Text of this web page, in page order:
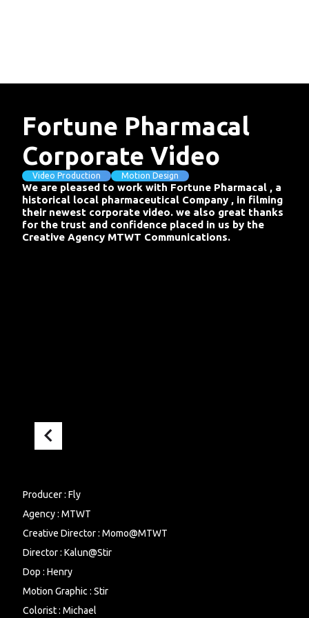
Home​​​​‌ ‍ ​‍​‍‌‍ ‌ ​‍‌‍‍‌‌‍‌ ‌‍‍‌‌‍ ‍​‍​‍​ ‍‍​‍​‍‌ ​ ‌‍​‌‌‍ ‍‌‍‍‌‌ ‌​‌ ‍‌​‍ ‍‌‍‍‌‌‍ ​‍​‍​‍ ​​‍​‍‌‍‍​‌ ​‍‌‍‌‌‌‍‌‍​‍​‍​ ‍‍​‍​‍​‍ ‌ ​ ‌ ‌​‌ ‌‌‌‍‌​‌‍‍‌‌‍ ​‍ ‌‍‍‌‌‍ ‍‌ ‌​‌‍‌‌‌‍ ‍‌ ‌​​‍ ‌‍‌‌‌‍‌​‌‍‍‌‌ ‌​​‍ ‌‍ ‌‌‍ ‌‍‌​‌‍‌‌​ ‌‌ ​​‌ ​‍‌‍‌‌‌ ​ ‌‍‌‌‌‍ ‍‌ ‌​‌‍​‌‌ ‌​‌‍‍‌‌‍ ‌‍ ‍​ ‍ ‌‍‍‌‌‍‌​​ ‌​ ‌‍​ ​‍‌‍​ ​ ‌‌​ ​‌​ ‌‌​ ‌‍​ ‌​​‍ ‌‌‍​ ‌‍​ ​ ​‌​ ‍‌​‍ ‌​ ‌​‌‍​ ​ ‍‌‌‍‌‍​‍ ‌‌‍​‍‌‍​‌​ ‌‍​ ‍​​‍ ‌​ ​‍​ ​‌​ ‌‌​ ​‌​ ​​‌‍​‍‌‍​ ‌‍‌‍‌‍‌‍​ ‌ ​ ‍‌‌‍​‌​ ‍ ‌ ‌​‌ ‍‌‌ ​​‌‍‌‌​ ‌‌‍ ‌‌‍‌‌‌‍ ‍‌ ‌‌‌​‍‌‌ ‌​‌‍‌‌‌‍ ‌​ ‍ ‌ ​​‌‍​‌‌ ‌​‌‍‍​​ ‌‌ ‌​‌‍‍‌‌ ‌​‌‍ ​‌‍‌‌​ ‌‍​‍‌‍​‌‌ ​ ‌‍‌‌‌‌‌‌‌ ​‍‌‍ ​​ ‌​‍‌‌​ ​‍‌​‌‍‌ ​ ‌ ‌​‌ ‌‌‌‍‌​‌‍‍‌‌‍ ​‍‌‍‌‍‍‌‌‍‌​​ ‌​ ‌‍​ ​‍‌‍​ ​ ‌‌​ ​‌​ ‌‌​ ‌‍​ ‌​​‍ ‌‌‍​ ‌‍​ ​ ​‌​ ‍‌​‍ ‌​ ‌​‌‍​ ​ ‍‌‌‍‌‍​‍ ‌‌‍​‍‌‍​‌​ ‌‍​ ‍​​‍ ‌​ ​‍​ ​‌​ ‌‌​ ​‌​ ​​‌‍​‍‌‍​ ‌‍‌‍‌‍‌‍​ ‌ ​ ‍‌‌‍​‌​‍‌‍‌ ‌​‌ ‍‌‌ ​​‌‍‌‌​ ‌‌‍ ‌‌‍‌‌‌‍ ‍‌ ‌‌‌​‍‌‌ ‌​‌‍‌‌‌‍ ‌​‍‌‍‌ ​​‌‍​‌‌ ‌​‌‍‍​​ ‌‌ ‌​‌‍‍‌‌ ‌​‌‍ ​‌‍‌‌​‍‌‍‌ ​​‌‍‌‌‌ ​‍‌ ​ ‌ ​​‌‍‌‌‌‍​ ‌ ‌​‌‍‍‌‌ ‌‍‌‍‌‌​ ‌‌ ​​‌ ‌‌‌‍​‍‌‍ ​‌‍‍‌‌ ​ ‌‍‍​‌‍‌‌‌‍‌​​‍​‍‌ ‌
About ​​​​‌ ‍ ​‍​‍‌‍ ‌ ​‍‌‍‍‌‌‍‌ ‌‍‍‌‌‍ ‍​‍​‍​ ‍‍​‍​‍‌ ​ ‌‍​‌‌‍ ‍‌‍‍‌‌ ‌​‌ ‍‌​‍ ‍‌‍‍‌‌‍ ​‍​‍​‍ ​​‍​‍‌‍‍​‌ ​‍‌‍‌‌‌‍‌‍​‍​‍​ ‍‍​‍​‍​‍ ‌ ​ ‌ ‌​‌ ‌‌‌‍‌​‌‍‍‌‌‍ ​‍ ‌‍‍‌‌‍ ‍‌ ‌​‌‍‌‌‌‍ ‍‌ ‌​​‍ ‌‍‌‌‌‍‌​‌‍‍‌‌ ‌​​‍ ‌‍ ‌‌‍ ‌‍‌​‌‍‌‌​ ‌‌ ​​‌ ​‍‌‍‌‌‌ ​ ‌‍‌‌‌‍ ‍‌ ‌​‌‍​‌‌ ‌​‌‍‍‌‌‍ ‌‍ ‍​ ‍ ‌‍‍‌‌‍‌​​ ‌​ ‌ ‌‍‌‌​ ​ ​ ​‌​ ​ ‌‍‌‌‌‍‌‌​ ‍‌​‍ ‌​ ​‍​ ​‌​ ​ ​ ‌‍​‍ ‌​ ‌​‌‍‌‌​ ‍​​ ‍‌​‍ ‌​ ‍‌​ ‍​​ ‌‌‌‍​‌​‍ ‌​ ​‍​ ‌‌​ ‌‌​ ‌‍‌‍‌‍​ ‍​​ ‍‌‌‍​‌​ ​‍​ ​ ​ ‌‍‌‍‌‍​ ‍ ‌ ‌​‌ ‍‌‌ ​​‌‍‌‌​ ‌‌‍ ‌‌‍‌‌‌‍ ‍‌ ‌‌‌​‍‌‌ ‌​‌‍‌‌‌‍ ‌​ ‍ ‌ ​​‌‍​‌‌ ‌​‌‍‍​​ ‌‌ ‌​‌‍‍‌‌ ‌​‌‍ ​‌‍‌‌​ ‌‍​‍‌‍​‌‌ ​ ‌‍‌‌‌‌‌‌‌ ​‍‌‍ ​​ ‌​‍‌‌​ ​‍‌​‌‍‌ ​ ‌ ‌​‌ ‌‌‌‍‌​‌‍‍‌‌‍ ​‍‌‍‌‍‍‌‌‍‌​​ ‌​ ‌ ‌‍‌‌​ ​ ​ ​‌​ ​ ‌‍‌‌‌‍‌‌​ ‍‌​‍ ‌​ ​‍​ ​‌​ ​ ​ ‌‍​‍ ‌​ ‌​‌‍‌‌​ ‍​​ ‍‌​‍ ‌​ ‍‌​ ‍​​ ‌‌‌‍​‌​‍ ‌​ ​‍​ ‌‌​ ‌‌​ ‌‍‌‍‌‍​ ‍​​ ‍‌‌‍​‌​ ​‍​ ​ ​ ‌‍‌‍‌‍​‍‌‍‌ ‌​‌ ‍‌‌ ​​‌‍‌‌​ ‌‌‍ ‌‌‍‌‌‌‍ ‍‌ ‌‌‌​‍‌‌ ‌​‌‍‌‌‌‍ ‌​‍‌‍‌ ​​‌‍​‌‌ ‌​‌‍‍​​ ‌‌ ‌​‌‍‍‌‌ ‌​‌‍ ​‌‍‌‌​‍‌‍‌ ​​‌‍‌‌‌ ​‍‌ ​ ‌ ​​‌‍‌‌‌‍​ ‌ ‌​‌‍‍‌‌ ‌‍‌‍‌‌​ ‌‌ ​​‌ ‌‌‌‍​‍‌‍ ​‌‍‍‌‌ ​ ‌‍‍​‌‍‌‌‌‍‌​​‍​‍‌ ‌
Portfolio​​​​‌ ‍ ​‍​‍‌‍ ‌ ​‍‌‍‍‌‌‍‌ ‌‍‍‌‌‍ ‍​‍​‍​ ‍‍​‍​‍‌ ​ ‌‍​‌‌‍ ‍‌‍‍‌‌ ‌​‌ ‍‌​‍ ‍‌‍‍‌‌‍ ​‍​‍​‍ ​​‍​‍‌‍‍​‌ ​‍‌‍‌‌‌‍‌‍​‍​‍​ ‍‍​‍​‍​‍ ‌ ​ ‌ ‌​‌ ‌‌‌‍‌​‌‍‍‌‌‍ ​‍ ‌‍‍‌‌‍ ‍‌ ‌​‌‍‌‌‌‍ ‍‌ ‌​​‍ ‌‍‌‌‌‍‌​‌‍‍‌‌ ‌​​‍ ‌‍ ‌‌‍ ‌‍‌​‌‍‌‌​ ‌‌ ​​‌ ​‍‌‍‌‌‌ ​ ‌‍‌‌‌‍ ‍‌ ‌​‌‍​‌‌ ‌​‌‍‍‌‌‍ ‌‍ ‍​ ‍ ‌‍‍‌‌‍‌​​ ‌‌‍‌‍‌‍​‍​ ​ ‌‍‌‌​ ​​​ ‌‍​ ‌ ​ ‌​​‍ ‌​ ‌​​ ‌‍​ ‌‌​ ​ ​‍ ‌​ ‌​​ ‍​​ ‌‌​ ​‌​‍ ‌‌‍​‌​ ‌​​ ​‌​ ‌ ​‍ ‌​ ‍​​ ‌ ​ ​‍‌‍​ ‌‍‌‌​ ‍​‌‍‌‌​ ​ ‌‍‌‍‌‍‌‍‌‍​ ‌‍‌‍​ ‍ ‌ ‌​‌ ‍‌‌ ​​‌‍‌‌​ ‌‌‍ ‌‌‍‌‌‌‍ ‍‌ ‌‌‌​‍‌‌ ‌​‌‍‌‌‌‍ ‌​ ‍ ‌ ​​‌‍​‌‌ ‌​‌‍‍​​ ‌‌ ‌​‌‍‍‌‌ ‌​‌‍ ​‌‍‌‌​ ‌‍​‍‌‍​‌‌ ​ ‌‍‌‌‌‌‌‌‌ ​‍‌‍ ​​ ‌​‍‌‌​ ​‍‌​‌‍‌ ​ ‌ ‌​‌ ‌‌‌‍‌​‌‍‍‌‌‍ ​‍‌‍‌‍‍‌‌‍‌​​ ‌‌‍‌‍‌‍​‍​ ​ ‌‍‌‌​ ​​​ ‌‍​ ‌ ​ ‌​​‍ ‌​ ‌​​ ‌‍​ ‌‌​ ​ ​‍ ‌​ ‌​​ ‍​​ ‌‌​ ​‌​‍ ‌‌‍​‌​ ‌​​ ​‌​ ‌ ​‍ ‌​ ‍​​ ‌ ​ ​‍‌‍​ ‌‍‌‌​ ‍​‌‍‌‌​ ​ ‌‍‌‍‌‍‌‍‌‍​ ‌‍‌‍​‍‌‍‌ ‌​‌ ‍‌‌ ​​‌‍‌‌​ ‌‌‍ ‌‌‍‌‌‌‍ ‍‌ ‌‌‌​‍‌‌ ‌​‌‍‌‌‌‍ ‌​‍‌‍‌ ​​‌‍​‌‌ ‌​‌‍‍​​ ‌‌ ‌​‌‍‍‌‌ ‌​‌‍ ​‌‍‌‌​‍‌‍‌ ​​‌‍‌‌‌ ​‍‌ ​ ‌ ​​‌‍‌‌‌‍​ ‌ ‌​‌‍‍‌‌ ‌‍‌‍‌‌​ ‌‌ ​​‌ ‌‌‌‍​‍‌‍ ​‌‍‍‌‌ ​ ‌‍‍​‌‍‌‌‌‍‌​​‍​‍‌ ‌
Contact​​​​‌ ‍ ​‍​‍‌‍ ‌ ​‍‌‍‍‌‌‍‌ ‌‍‍‌‌‍ ‍​‍​‍​ ‍‍​‍​‍‌ ​ ‌‍​‌‌‍ ‍‌‍‍‌‌ ‌​‌ ‍‌​‍ ‍‌‍‍‌‌‍ ​‍​‍​‍ ​​‍​‍‌‍‍​‌ ​‍‌‍‌‌‌‍‌‍​‍​‍​ ‍‍​‍​‍​‍ ‌ ​ ‌ ‌​‌ ‌‌‌‍‌​‌‍‍‌‌‍ ​‍ ‌‍‍‌‌‍ ‍‌ ‌​‌‍‌‌‌‍ ‍‌ ‌​​‍ ‌‍‌‌‌‍‌​‌‍‍‌‌ ‌​​‍ ‌‍ ‌‌‍ ‌‍‌​‌‍‌‌​ ‌‌ ​​‌ ​‍‌‍‌‌‌ ​ ‌‍‌‌‌‍ ‍‌ ‌​‌‍​‌‌ ‌​‌‍‍‌‌‍ ‌‍ ‍​ ‍ ‌‍‍‌‌‍‌​​ ‌​ ‍‌​ ​​‌‍‌​​ ​​​ ‌​​ ‌‍​ ‌ ‌‍​‌​‍ ‌‌‍​‍‌‍​‍​ ​​​ ‌​​‍ ‌​ ‌​​ ‍​​ ‌‌‌‍‌‌​‍ ‌‌‍​‍​ ‍‌​ ‍​​ ‍​​‍ ‌​ ​​​ ​‌​ ​‍​ ​ ​ ​‌‌‍​ ​ ‌‌​ ‍​​ ​​​ ​​​ ​​‌‍‌​​ ‍ ‌ ‌​‌ ‍‌‌ ​​‌‍‌‌​ ‌‌‍ ‌‌‍‌‌‌‍ ‍‌ ‌‌‌​‍‌‌ ‌​‌‍‌‌‌‍ ‌​ ‍ ‌ ​​‌‍​‌‌ ‌​‌‍‍​​ ‌‌ ‌​‌‍‍‌‌ ‌​‌‍ ​‌‍‌‌​ ‌‍​‍‌‍​‌‌ ​ ‌‍‌‌‌‌‌‌‌ ​‍‌‍ ​​ ‌​‍‌‌​ ​‍‌​‌‍‌ ​ ‌ ‌​‌ ‌‌‌‍‌​‌‍‍‌‌‍ ​‍‌‍‌‍‍‌‌‍‌​​ ‌​ ‍‌​ ​​‌‍‌​​ ​​​ ‌​​ ‌‍​ ‌ ‌‍​‌​‍ ‌‌‍​‍‌‍​‍​ ​​​ ‌​​‍ ‌​ ‌​​ ‍​​ ‌‌‌‍‌‌​‍ ‌‌‍​‍​ ‍‌​ ‍​​ ‍​​‍ ‌​ ​​​ ​‌​ ​‍​ ​ ​ ​‌‌‍​ ​ ‌‌​ ‍​​ ​​​ ​​​ ​​‌‍‌​​‍‌‍‌ ‌​‌ ‍‌‌ ​​‌‍‌‌​ ‌‌‍ ‌‌‍‌‌‌‍ ‍‌ ‌‌‌​‍‌‌ ‌​‌‍‌‌‌‍ ‌​‍‌‍‌ ​​‌‍​‌‌ ‌​‌‍‍​​ ‌‌ ‌​‌‍‍‌‌ ‌​‌‍ ​‌‍‌‌​‍‌‍‌ ​​‌‍‌‌‌ ​‍‌ ​ ‌ ​​‌‍‌‌‌‍​ ‌ ‌​‌‍‍‌‌ ‌‍‌‍‌‌​ ‌‌ ​​‌ ‌‌‌‍​‍‌‍ ​‌‍‍‌‌ ​ ‌‍‍​‌‍‌‌‌‍‌​​‍​‍‌ ‌
Fortune Pharmacal
Corporate Video​​​​‌ ‍ ​‍​‍‌‍ ‌ ​‍‌‍‍‌‌‍‌ ‌‍‍‌‌‍ ‍​‍​‍​ ‍‍​‍​‍‌ ​ ‌‍​‌‌‍ ‍‌‍‍‌‌ ‌​‌ ‍‌​‍ ‍‌‍‍‌‌‍ ​‍​‍​‍ ​​‍​‍‌‍‍​‌ ​‍‌‍‌‌‌‍‌‍​‍​‍​ ‍‍​‍​‍​‍ ‌ ​ ‌ ‌​‌ ‌‌‌‍‌​‌‍‍‌‌‍ ​‍ ‌‍‍‌‌‍ ‍‌ ‌​‌‍‌‌‌‍ ‍‌ ‌​​‍ ‌‍‌‌‌‍‌​‌‍‍‌‌ ‌​​‍ ‌‍ ‌‌‍ ‌‍‌​‌‍‌‌​ ‌‌ ​​‌ ​‍‌‍‌‌‌ ​ ‌‍‌‌‌‍ ‍‌ ‌​‌‍​‌‌ ‌​‌‍‍‌‌‍ ‌‍ ‍​ ‍ ‌‍‍‌‌‍‌​​ ‌‌‌​ ‌​‌‍‌​​‍​ ‍​​ ​‍‌‍‍ ‌ ‌ ‌​​‍‌‍‌‌‌​​‌‌​​‍​ ​​‌ ‌‌‌‍​‍‌ ​​‌‌‍‌‌‍‍ ‌ ‌‌‌ ‍​‌​​ ‌‍‍‍‌‍‌​​ ‍ ‌ ‌​‌ ‍‌‌ ​​‌‍‌‌​ ‌‌ ​​‌ ​‍‌‍ ‌‍‍‍‌‍‌‌‌‍​ ‌ ‌​​ ‍ ‌ ​​‌‍​‌‌ ‌​‌‍‍​​ ‌‌ ‌​‌‍‍‌‌ ‌​‌‍ ​‌‍‌‌​ ‌‍​‍‌‍​‌‌ ​ ‌‍‌‌‌‌‌‌‌ ​‍‌‍ ​​ ‌​‍‌‌​ ​‍‌​‌‍‌ ​ ‌ ‌​‌ ‌‌‌‍‌​‌‍‍‌‌‍ ​‍‌‍‌‍‍‌‌‍‌​​ ‌‌‌​ ‌​‌‍‌​​‍​ ‍​​ ​‍‌‍‍ ‌ ‌ ‌​​‍‌‍‌‌‌​​‌‌​​‍​ ​​‌ ‌‌‌‍​‍‌ ​​‌‌‍‌‌‍‍ ‌ ‌‌‌ ‍​‌​​ ‌‍‍‍‌‍‌​​‍‌‍‌ ‌​‌ ‍‌‌ ​​‌‍‌‌​ ‌‌ ​​‌ ​‍‌‍ ‌‍‍‍‌‍‌‌‌‍​ ‌ ‌​​‍‌‍‌ ​​‌‍​‌‌ ‌​‌‍‍​​ ‌‌ ‌​‌‍‍‌‌ ‌​‌‍ ​‌‍‌‌​‍‌‍‌ ​​‌‍‌‌‌ ​‍‌ ​ ‌ ​​‌‍‌‌‌‍​ ‌ ‌​‌‍‍‌‌ ‌‍‌‍‌‌​ ‌‌ ​​‌ ‌‌‌‍​‍‌‍ ​‌‍‍‌‌ ​ ‌‍‍​‌‍‌‌‌‍‌​​‍​‍‌ ‌
Video Production​​​​‌ ‍ ​‍​‍‌‍ ‌ ​‍‌‍‍‌‌‍‌ ‌‍‍‌‌‍ ‍​‍​‍​ ‍‍​‍​‍‌ ​ ‌‍​‌‌‍ ‍‌‍‍‌‌ ‌​‌ ‍‌​‍ ‍‌‍‍‌‌‍ ​‍​‍​‍ ​​‍​‍‌‍‍​‌ ​‍‌‍‌‌‌‍‌‍​‍​‍​ ‍‍​‍​‍​‍ ‌ ​ ‌ ‌​‌ ‌‌‌‍‌​‌‍‍‌‌‍ ​‍ ‌‍‍‌‌‍ ‍‌ ‌​‌‍‌‌‌‍ ‍‌ ‌​​‍ ‌‍‌‌‌‍‌​‌‍‍‌‌ ‌​​‍ ‌‍ ‌‌‍ ‌‍‌​‌‍‌‌​ ‌‌ ​​‌ ​‍‌‍‌‌‌ ​ ‌‍‌‌‌‍ ‍‌ ‌​‌‍​‌‌ ‌​‌‍‍‌‌‍ ‌‍ ‍​ ‍ ‌‍‍‌‌‍‌​​ ‌‌‍‌‌​ ​‍‌​ ‌​ ‌ ‌‌‌‍‌‍‍‌‌​ ​‌‌‌ ‌​‌‌‌‍‌​‌‍‍ ‌‌‍​‌‌‌‍‌​‌ ‌​​‌‌‌‌​‌‌​‍‌​‍‌‌​​‌‌‍ ‍‌‍‌​‌​‍​​ ‍ ‌ ‌​‌ ‍‌‌ ​​‌‍‌‌​ ‌‌ ​​‌ ​‍‌‍ ‌‍‍‍‌‍‌‌‌‍​ ‌ ‌​‌‌‌​‌‍​‌‌‍‌ ​ ‍ ‌ ​​‌‍​‌‌ ‌​‌‍‍​​ ‌‌ ‌​‌‍‍‌‌ ‌​‌‍ ​‌‍‌‌​ ‌‍​‍‌‍​‌‌ ​ ‌‍‌‌‌‌‌‌‌ ​‍‌‍ ​​ ‌​‍‌‌​ ​‍‌​‌‍‌ ​ ‌ ‌​‌ ‌‌‌‍‌​‌‍‍‌‌‍ ​‍‌‍‌‍‍‌‌‍‌​​ ‌‌‍‌‌​ ​‍‌​ ‌​ ‌ ‌‌‌‍‌‍‍‌‌​ ​‌‌‌ ‌​‌‌‌‍‌​‌‍‍ ‌‌‍​‌‌‌‍‌​‌ ‌​​‌‌‌‌​‌‌​‍‌​‍‌‌​​‌‌‍ ‍‌‍‌​‌​‍​​‍‌‍‌ ‌​‌ ‍‌‌ ​​‌‍‌‌​ ‌‌ ​​‌ ​‍‌‍ ‌‍‍‍‌‍‌‌‌‍​ ‌ ‌​‌‌‌​‌‍​‌‌‍‌ ​‍‌‍‌ ​​‌‍​‌‌ ‌​‌‍‍​​ ‌‌ ‌​‌‍‍‌‌ ‌​‌‍ ​‌‍‌‌​‍‌‍‌ ​​‌‍‌‌‌ ​‍‌ ​ ‌ ​​‌‍‌‌‌‍​ ‌ ‌​‌‍‍‌‌ ‌‍‌‍‌‌​ ‌‌ ​​‌ ‌‌‌‍​‍‌‍ ​‌‍‍‌‌ ​ ‌‍‍​‌‍‌‌‌‍‌​​‍​‍‌ ‌ Motion Design​​​​‌ ‍ ​‍​‍‌‍ ‌ ​‍‌‍‍‌‌‍‌ ‌‍‍‌‌‍ ‍​‍​‍​ ‍‍​‍​‍‌ ​ ‌‍​‌‌‍ ‍‌‍‍‌‌ ‌​‌ ‍‌​‍ ‍‌‍‍‌‌‍ ​‍​‍​‍ ​​‍​‍‌‍‍​‌ ​‍‌‍‌‌‌‍‌‍​‍​‍​ ‍‍​‍​‍​‍ ‌ ​ ‌ ‌​‌ ‌‌‌‍‌​‌‍‍‌‌‍ ​‍ ‌‍‍‌‌‍ ‍‌ ‌​‌‍‌‌‌‍ ‍‌ ‌​​‍ ‌‍‌‌‌‍‌​‌‍‍‌‌ ‌​​‍ ‌‍ ‌‌‍ ‌‍‌​‌‍‌‌​ ‌‌ ​​‌ ​‍‌‍‌‌‌ ​ ‌‍‌‌‌‍ ‍‌ ‌​‌‍​‌‌ ‌​‌‍‍‌‌‍ ‌‍ ‍​ ‍ ‌‍‍‌‌‍‌​​ ‌‌‍‌ ‌ ​‌‌‌‍‌​ ​‍​ ‍‌‌​‌‍‌ ‍​‌​‍‌‌‍ ‌‌‍ ​‌ ‍‌‌‌​‌‌​ ​‌‍‌‍‌​​ ‌‍‌‍‌ ‍‌‌‍ ​‌‌​‌‌‍ ‌‌​‌ ‌‌​‌​ ‍ ‌ ‌​‌ ‍‌‌ ​​‌‍‌‌​ ‌‌ ​​‌ ​‍‌‍ ‌‍‍‍‌‍‌‌‌‍​ ‌ ‌​‌‌‌​‌‍​‌‌‍‌ ​ ‍ ‌ ​​‌‍​‌‌ ‌​‌‍‍​​ ‌‌ ‌​‌‍‍‌‌ ‌​‌‍ ​‌‍‌‌​ ‌‍​‍‌‍​‌‌ ​ ‌‍‌‌‌‌‌‌‌ ​‍‌‍ ​​ ‌​‍‌‌​ ​‍‌​‌‍‌ ​ ‌ ‌​‌ ‌‌‌‍‌​‌‍‍‌‌‍ ​‍‌‍‌‍‍‌‌‍‌​​ ‌‌‍‌ ‌ ​‌‌‌‍‌​ ​‍​ ‍‌‌​‌‍‌ ‍​‌​‍‌‌‍ ‌‌‍ ​‌ ‍‌‌‌​‌‌​ ​‌‍‌‍‌​​ ‌‍‌‍‌ ‍‌‌‍ ​‌‌​‌‌‍ ‌‌​‌ ‌‌​‌​‍‌‍‌ ‌​‌ ‍‌‌ ​​‌‍‌‌​ ‌‌ ​​‌ ​‍‌‍ ‌‍‍‍‌‍‌‌‌‍​ ‌ ‌​‌‌‌​‌‍​‌‌‍‌ ​‍‌‍‌ ​​‌‍​‌‌ ‌​‌‍‍​​ ‌‌ ‌​‌‍‍‌‌ ‌​‌‍ ​‌‍‌‌​‍‌‍‌ ​​‌‍‌‌‌ ​‍‌ ​ ‌ ​​‌‍‌‌‌‍​ ‌ ‌​‌‍‍‌‌ ‌‍‌‍‌‌​ ‌‌ ​​‌ ‌‌‌‍​‍‌‍ ​‌‍‍‌‌ ​ ‌‍‍​‌‍‌‌‌‍‌​​‍​‍‌ ‌
We are pleased to work with Fortune Pharmacal , a
historical local pharmaceutical Company , in filming
their newest corporate video. we also great thanks
for the trust and confidence placed in us by the
Creative Agency MTWT Communications.​​​​‌ ‍ ​‍​‍‌‍ ‌ ​‍‌‍‍‌‌‍‌ ‌‍‍‌‌‍ ‍​‍​‍​ ‍‍​‍​‍‌ ​ ‌‍​‌‌‍ ‍‌‍‍‌‌ ‌​‌ ‍‌​‍ ‍‌‍‍‌‌‍ ​‍​‍​‍ ​​‍​‍‌‍‍​‌ ​‍‌‍‌‌‌‍‌‍​‍​‍​ ‍‍​‍​‍​‍ ‌ ​ ‌ ‌​‌ ‌‌‌‍‌​‌‍‍‌‌‍ ​‍ ‌‍‍‌‌‍ ‍‌ ‌​‌‍‌‌‌‍ ‍‌ ‌​​‍ ‌‍‌‌‌‍‌​‌‍‍‌‌ ‌​​‍ ‌‍ ‌‌‍ ‌‍‌​‌‍‌‌​ ‌‌ ​​‌ ​‍‌‍‌‌‌ ​ ‌‍‌‌‌‍ ‍‌ ‌​‌‍​‌‌ ‌​‌‍‍‌‌‍ ‌‍ ‍​ ‍ ‌‍‍‌‌‍‌​​ ‌‌‌​ ‌​‌‍‌​​‍​ ‍​​ ​‍‌‍‍ ‌ ‌ ‌​​‍‌‍‌‌‌​​‌‌​​‍​ ​​‌ ‌‌‌‍​‍‌ ​​‌‌‍‌‌‍‍ ‌ ‌‌‌ ‍​‌​​ ‌‍‍‍‌‍‌​​ ‍ ‌ ‌​‌ ‍‌‌ ​​‌‍‌‌​ ‌‌ ​​‌ ​‍‌‍ ‌‍‍‍‌‍‌‌‌‍​ ‌ ‌​​ ‍ ‌ ​​‌‍​‌‌ ‌​‌‍‍​​ ‌‌ ​​‌‍​‌‌‍‌ ‌‍‌‌‌​​‍‌ ‌‌‌‍‍‌‌‍ ​‌‍‌​‌‍‌‌‌ ​‍​‍‌‌​ ‌‌‌​​‍‌‌ ‌‍‍ ‌‍‌‌‌ ‍‌​‍‌‌​ ​ ‌​‌​​‍‌‌​ ​ ‌​‌​​‍‌‌​ ​‍​ ​‍​ ‍​‌‍​ ​ ​ ‌‍‌‌​ ​​‌‍‌‍​ ‌‌​ ​‍​ ‌​‌‍​ ‌‍​‍​ ​ ​‍‌‌​ ​‍​ ​‍​‍‌‌​ ‌‌‌​‌​​‍ ‍‌‍​ ‌‍ ‌‍ ‍‌ ‌​‌‍‌‌‌‍ ‍‌ ‌​​‍‌‌​ ‌‌‌​​‍‌‌ ‌‍‍ ‌‍‌‌‌ ‍‌​‍‌‌​ ​ ‌​‌​​‍‌‌​ ​ ‌​‌​​‍‌‌​ ​‍​ ​‍‌‍​ ‌‍‌​​ ‍‌​ ‌‌​ ​‍​ ‍​​ ‌‌‌‍​ ​ ‌​​ ‌‌​ ​ ​ ‌ ​‍‌‌​ ​‍​ ​‍​‍‌‌​ ‌‌‌​‌​​‍ ‍‌‍​ ‌‍‍​‌‍‍‌‌‍ ​‌‍‌​‌ ​‍‌‍‌‌‌‍ ‍​‍‌‌​ ‌‌‌​​‍‌‌ ‌‍‍ ‌‍‌‌‌ ‍‌​‍‌‌​ ​ ‌​‌​​‍‌‌​ ​ ‌​‌​​‍‌‌​ ​‍​ ​‍​ ​​​ ‍​‌‍‌​‌‍‌​​ ‍​​ ​​​ ​​​ ​​​ ​‌​ ‌‌‌‍‌​‌‍‌‍​‍‌‌​ ​‍​ ​‍​‍‌‌​ ‌‌‌​‌​​‍ ‍‌ ‌​‌‍‌‌‌ ‍​‌ ‌​​ ‌‍​‍‌‍​‌‌ ​ ‌‍‌‌‌‌‌‌‌ ​‍‌‍ ​​ ‌​‍‌‌​ ​‍‌​‌‍‌ ​ ‌ ‌​‌ ‌‌‌‍‌​‌‍‍‌‌‍ ​‍‌‍‌‍‍‌‌‍‌​​ ‌‌‌​ ‌​‌‍‌​​‍​ ‍​​ ​‍‌‍‍ ‌ ‌ ‌​​‍‌‍‌‌‌​​‌‌​​‍​ ​​‌ ‌‌‌‍​‍‌ ​​‌‌‍‌‌‍‍ ‌ ‌‌‌ ‍​‌​​ ‌‍‍‍‌‍‌​​‍‌‍‌ ‌​‌ ‍‌‌ ​​‌‍‌‌​ ‌‌ ​​‌ ​‍‌‍ ‌‍‍‍‌‍‌‌‌‍​ ‌ ‌​​‍‌‍‌ ​​‌‍​‌‌ ‌​‌‍‍​​ ‌‌ ​​‌‍​‌‌‍‌ ‌‍‌‌‌​​‍‌ ‌‌‌‍‍‌‌‍ ​‌‍‌​‌‍‌‌‌ ​‍​‍‌‌​ ‌‌‌​​‍‌‌ ‌‍‍ ‌‍‌‌‌ ‍‌​‍‌‌​ ​ ‌​‌​​‍‌‌​ ​ ‌​‌​​‍‌‌​ ​‍​ ​‍​ ‍​‌‍​ ​ ​ ‌‍‌‌​ ​​‌‍‌‍​ ‌‌​ ​‍​ ‌​‌‍​ ‌‍​‍​ ​ ​‍‌‌​ ​‍​ ​‍​‍‌‌​ ‌‌‌​‌​​‍ ‍‌‍​ ‌‍ ‌‍ ‍‌ ‌​‌‍‌‌‌‍ ‍‌ ‌​​‍‌‌​ ‌‌‌​​‍‌‌ ‌‍‍ ‌‍‌‌‌ ‍‌​‍‌‌​ ​ ‌​‌​​‍‌‌​ ​ ‌​‌​​‍‌‌​ ​‍​ ​‍‌‍​ ‌‍‌​​ ‍‌​ ‌‌​ ​‍​ ‍​​ ‌‌‌‍​ ​ ‌​​ ‌‌​ ​ ​ ‌ ​‍‌‌​ ​‍​ ​‍​‍‌‌​ ‌‌‌​‌​​‍ ‍‌‍​ ‌‍‍​‌‍‍‌‌‍ ​‌‍‌​‌ ​‍‌‍‌‌‌‍ ‍​‍‌‌​ ‌‌‌​​‍‌‌ ‌‍‍ ‌‍‌‌‌ ‍‌​‍‌‌​ ​ ‌​‌​​‍‌‌​ ​ ‌​‌​​‍‌‌​ ​‍​ ​‍​ ​​​ ‍​‌‍‌​‌‍‌​​ ‍​​ ​​​ ​​​ ​​​ ​‌​ ‌‌‌‍‌​‌‍‌‍​‍‌‌​ ​‍​ ​‍​‍‌‌​ ‌‌‌​‌​​‍ ‍‌ ‌​‌‍‌‌‌ ‍​‌ ‌​​‍‌‍‌ ​​‌‍‌‌‌ ​‍‌ ​ ‌ ​​‌‍‌‌‌‍​ ‌ ‌​‌‍‍‌‌ ‌‍‌‍‌‌​ ‌‌ ​​‌ ‌‌‌‍​‍‌‍ ​‌‍‍‌‌ ​ ‌‍‍​‌‍‌‌‌‍‌​​‍​‍‌ ‌
Producer : Fly​​​​‌ ‍ ​‍​‍‌‍ ‌ ​‍‌‍‍‌‌‍‌ ‌‍‍‌‌‍ ‍​‍​‍​ ‍‍​‍​‍‌ ​ ‌‍​‌‌‍ ‍‌‍‍‌‌ ‌​‌ ‍‌​‍ ‍‌‍‍‌‌‍ ​‍​‍​‍ ​​‍​‍‌‍‍​‌ ​‍‌‍‌‌‌‍‌‍​‍​‍​ ‍‍​‍​‍​‍ ‌ ​ ‌ ‌​‌ ‌‌‌‍‌​‌‍‍‌‌‍ ​‍ ‌‍‍‌‌‍ ‍‌ ‌​‌‍‌‌‌‍ ‍‌ ‌​​‍ ‌‍‌‌‌‍‌​‌‍‍‌‌ ‌​​‍ ‌‍ ‌‌‍ ‌‍‌​‌‍‌‌​ ‌‌ ​​‌ ​‍‌‍‌‌‌ ​ ‌‍‌‌‌‍ ‍‌ ‌​‌‍​‌‌ ‌​‌‍‍‌‌‍ ‌‍ ‍​ ‍ ‌‍‍‌‌‍‌​​ ‌‌‌​ ‌​‌‍‌​​‍​ ‍​​ ​‍‌‍‍ ‌ ‌ ‌​​‍‌‍‌‌‌​​‌‌​​‍​ ​​‌ ‌‌‌‍​‍‌ ​​‌‌‍‌‌‍‍ ‌ ‌‌‌ ‍​‌​​ ‌‍‍‍‌‍‌​​ ‍ ‌ ‌​‌ ‍‌‌ ​​‌‍‌‌​ ‌‌ ​​‌ ​‍‌‍ ‌‍‍‍‌‍‌‌‌‍​ ‌ ‌​​ ‍ ‌ ​​‌‍​‌‌ ‌​‌‍‍​​ ‌‌ ​​‌‍​‌‌‍‌ ‌‍‌‌‌​​‍‌ ‌‌‌‍‍‌‌‍ ​‌‍‌​‌‍‌‌‌ ​‍​‍‌‌​ ‌‌‌​​‍‌‌ ‌‍‍ ‌‍‌‌‌ ‍‌​‍‌‌​ ​ ‌​‌​​‍‌‌​ ​ ‌​‌​​‍‌‌​ ​‍​ ​‍​ ‍​​ ​​​ ​​​ ​‌​ ‌​​ ‌ ​ ‌​​ ‍‌​ ​‍​ ​‌​ ‌‍​ ‌ ​‍‌‌​ ​‍​ ​‍​‍‌‌​ ‌‌‌​‌​​‍ ‍‌‍​ ‌ ​‍‌‍‌‌‌‍‌​‌‍‍‌‌ ‌​‌ ​ ​‍ ‍‌ ​‍‌‍ ‌ ‌ ‌ ​ ​‍‌‌​ ‌‌‌​​‍‌‌ ‌‍‍ ‌‍‌‌‌ ‍‌​‍‌‌​ ​ ‌​‌​​‍‌‌​ ​ ‌​‌​​‍‌‌​ ​‍​ ​‍​ ‍​‌‍‌​​ ‌‌​ ‍‌​ ​​‌‍​‍​ ‌​​ ​​​‍ ‌​ ‌​‌‍‌​​ ​​​ ‌‍​‍ ‌​ ‌​‌‍‌‍​ ​ ‌‍‌‌​‍ ‌‌‍​‌‌‍‌‍​ ‍‌‌‍‌‍​‍ ‌‌‍‌‌​ ‌‍​ ‍​​ ‍‌‌‍‌‍​ ‌ ​ ​‌​ ‌‍​ ‍‌​ ‌‍​ ​‍‌‍​‌​‍‌‌​ ​‍​ ​‍​‍‌‌​ ‌‌‌​‌​​‍ ‍‌‍​ ‌‍‌‌‌‍ ​‌‍ ​‌ ​ ​‍‌‌​ ‌‌‌​​‍​ ​​​‍‌‌​ ‌‌‌​‌​​ ‌‍​‍‌‍​‌‌ ​ ‌‍‌‌‌‌‌‌‌ ​‍‌‍ ​​ ‌​‍‌‌​ ​‍‌​‌‍‌ ​ ‌ ‌​‌ ‌‌‌‍‌​‌‍‍‌‌‍ ​‍‌‍‌‍‍‌‌‍‌​​ ‌‌‌​ ‌​‌‍‌​​‍​ ‍​​ ​‍‌‍‍ ‌ ‌ ‌​​‍‌‍‌‌‌​​‌‌​​‍​ ​​‌ ‌‌‌‍​‍‌ ​​‌‌‍‌‌‍‍ ‌ ‌‌‌ ‍​‌​​ ‌‍‍‍‌‍‌​​‍‌‍‌ ‌​‌ ‍‌‌ ​​‌‍‌‌​ ‌‌ ​​‌ ​‍‌‍ ‌‍‍‍‌‍‌‌‌‍​ ‌ ‌​​‍‌‍‌ ​​‌‍​‌‌ ‌​‌‍‍​​ ‌‌ ​​‌‍​‌‌‍‌ ‌‍‌‌‌​​‍‌ ‌‌‌‍‍‌‌‍ ​‌‍‌​‌‍‌‌‌ ​‍​‍‌‌​ ‌‌‌​​‍‌‌ ‌‍‍ ‌‍‌‌‌ ‍‌​‍‌‌​ ​ ‌​‌​​‍‌‌​ ​ ‌​‌​​‍‌‌​ ​‍​ ​‍​ ‍​​ ​​​ ​​​ ​‌​ ‌​​ ‌ ​ ‌​​ ‍‌​ ​‍​ ​‌​ ‌‍​ ‌ ​‍‌‌​ ​‍​ ​‍​‍‌‌​ ‌‌‌​‌​​‍ ‍‌‍​ ‌ ​‍‌‍‌‌‌‍‌​‌‍‍‌‌ ‌​‌ ​ ​‍ ‍‌ ​‍‌‍ ‌ ‌ ‌ ​ ​‍‌‌​ ‌‌‌​​‍‌‌ ‌‍‍ ‌‍‌‌‌ ‍‌​‍‌‌​ ​ ‌​‌​​‍‌‌​ ​ ‌​‌​​‍‌‌​ ​‍​ ​‍​ ‍​‌‍‌​​ ‌‌​ ‍‌​ ​​‌‍​‍​ ‌​​ ​​​‍ ‌​ ‌​‌‍‌​​ ​​​ ‌‍​‍ ‌​ ‌​‌‍‌‍​ ​ ‌‍‌‌​‍ ‌‌‍​‌‌‍‌‍​ ‍‌‌‍‌‍​‍ ‌‌‍‌‌​ ‌‍​ ‍​​ ‍‌‌‍‌‍​ ‌ ​ ​‌​ ‌‍​ ‍‌​ ‌‍​ ​‍‌‍​‌​‍‌‌​ ​‍​ ​‍​‍‌‌​ ‌‌‌​‌​​‍ ‍‌‍​ ‌‍‌‌‌‍ ​‌‍ ​‌ ​ ​‍‌‌​ ‌‌‌​​‍​ ​​​‍‌‌​ ‌‌‌​‌​​‍‌‍‌ ​​‌‍‌‌‌ ​‍‌ ​ ‌ ​​‌‍‌‌‌‍​ ‌ ‌​‌‍‍‌‌ ‌‍‌‍‌‌​ ‌‌ ​​‌ ‌‌‌‍​‍‌‍ ​‌‍‍‌‌ ​ ‌‍‍​‌‍‌‌‌‍‌​​‍​‍‌ ‌
Agency : MTWT​​​​‌ ‍ ​‍​‍‌‍ ‌ ​‍‌‍‍‌‌‍‌ ‌‍‍‌‌‍ ‍​‍​‍​ ‍‍​‍​‍‌ ​ ‌‍​‌‌‍ ‍‌‍‍‌‌ ‌​‌ ‍‌​‍ ‍‌‍‍‌‌‍ ​‍​‍​‍ ​​‍​‍‌‍‍​‌ ​‍‌‍‌‌‌‍‌‍​‍​‍​ ‍‍​‍​‍​‍ ‌ ​ ‌ ‌​‌ ‌‌‌‍‌​‌‍‍‌‌‍ ​‍ ‌‍‍‌‌‍ ‍‌ ‌​‌‍‌‌‌‍ ‍‌ ‌​​‍ ‌‍‌‌‌‍‌​‌‍‍‌‌ ‌​​‍ ‌‍ ‌‌‍ ‌‍‌​‌‍‌‌​ ‌‌ ​​‌ ​‍‌‍‌‌‌ ​ ‌‍‌‌‌‍ ‍‌ ‌​‌‍​‌‌ ‌​‌‍‍‌‌‍ ‌‍ ‍​ ‍ ‌‍‍‌‌‍‌​​ ‌‌‌​ ‌​‌‍‌​​‍​ ‍​​ ​‍‌‍‍ ‌ ‌ ‌​​‍‌‍‌‌‌​​‌‌​​‍​ ​​‌ ‌‌‌‍​‍‌ ​​‌‌‍‌‌‍‍ ‌ ‌‌‌ ‍​‌​​ ‌‍‍‍‌‍‌​​ ‍ ‌ ‌​‌ ‍‌‌ ​​‌‍‌‌​ ‌‌ ​​‌ ​‍‌‍ ‌‍‍‍‌‍‌‌‌‍​ ‌ ‌​​ ‍ ‌ ​​‌‍​‌‌ ‌​‌‍‍​​ ‌‌ ​​‌‍​‌‌‍‌ ‌‍‌‌‌​​‍‌ ‌‌‌‍‍‌‌‍ ​‌‍‌​‌‍‌‌‌ ​‍​‍‌‌​ ‌‌‌​​‍‌‌ ‌‍‍ ‌‍‌‌‌ ‍‌​‍‌‌​ ​ ‌​‌​​‍‌‌​ ​ ‌​‌​​‍‌‌​ ​‍​ ​‍​ ‍​​ ​​​ ​​​ ​‌​ ‌​​ ‌ ​ ‌​​ ‍‌​ ​‍​ ​‌​ ‌‍​ ‌ ​‍‌‌​ ​‍​ ​‍​‍‌‌​ ‌‌‌​‌​​‍ ‍‌‍​ ‌ ​‍‌‍‌‌‌‍‌​‌‍‍‌‌ ‌​‌ ​ ​‍ ‍‌ ​‍‌‍ ‌ ‌ ‌ ​ ​‍‌‌​ ‌‌‌​​‍‌‌ ‌‍‍ ‌‍‌‌‌ ‍‌​‍‌‌​ ​ ‌​‌​​‍‌‌​ ​ ‌​‌​​‍‌‌​ ​‍​ ​‍‌‍‌​​ ‌​‌‍​ ​ ‌‌​ ‌ ​ ​​​ ​‍​ ‍‌​‍ ‌​ ‍‌​ ‌‌‌‍‌‍‌‍​‌​‍ ‌​ ‌​​ ‍‌‌‍‌​​ ​‌​‍ ‌‌‍​‌​ ‌ ​ ​‍​ ​ ​‍ ‌‌‍‌‌​ ​‍​ ‍‌‌‍‌​​ ‍​‌‍‌‌​ ​​​ ‌ ​ ‌‌​ ​ ​ ‍‌‌‍​‌​‍‌‌​ ​‍​ ​‍​‍‌‌​ ‌‌‌​‌​​‍ ‍‌‍​ ‌‍‌‌‌‍ ​‌‍ ​‌ ​ ​‍‌‌​ ‌‌‌​​‍​ ​​​‍‌‌​ ‌‌‌​‌​​ ‌‍​‍‌‍​‌‌ ​ ‌‍‌‌‌‌‌‌‌ ​‍‌‍ ​​ ‌​‍‌‌​ ​‍‌​‌‍‌ ​ ‌ ‌​‌ ‌‌‌‍‌​‌‍‍‌‌‍ ​‍‌‍‌‍‍‌‌‍‌​​ ‌‌‌​ ‌​‌‍‌​​‍​ ‍​​ ​‍‌‍‍ ‌ ‌ ‌​​‍‌‍‌‌‌​​‌‌​​‍​ ​​‌ ‌‌‌‍​‍‌ ​​‌‌‍‌‌‍‍ ‌ ‌‌‌ ‍​‌​​ ‌‍‍‍‌‍‌​​‍‌‍‌ ‌​‌ ‍‌‌ ​​‌‍‌‌​ ‌‌ ​​‌ ​‍‌‍ ‌‍‍‍‌‍‌‌‌‍​ ‌ ‌​​‍‌‍‌ ​​‌‍​‌‌ ‌​‌‍‍​​ ‌‌ ​​‌‍​‌‌‍‌ ‌‍‌‌‌​​‍‌ ‌‌‌‍‍‌‌‍ ​‌‍‌​‌‍‌‌‌ ​‍​‍‌‌​ ‌‌‌​​‍‌‌ ‌‍‍ ‌‍‌‌‌ ‍‌​‍‌‌​ ​ ‌​‌​​‍‌‌​ ​ ‌​‌​​‍‌‌​ ​‍​ ​‍​ ‍​​ ​​​ ​​​ ​‌​ ‌​​ ‌ ​ ‌​​ ‍‌​ ​‍​ ​‌​ ‌‍​ ‌ ​‍‌‌​ ​‍​ ​‍​‍‌‌​ ‌‌‌​‌​​‍ ‍‌‍​ ‌ ​‍‌‍‌‌‌‍‌​‌‍‍‌‌ ‌​‌ ​ ​‍ ‍‌ ​‍‌‍ ‌ ‌ ‌ ​ ​‍‌‌​ ‌‌‌​​‍‌‌ ‌‍‍ ‌‍‌‌‌ ‍‌​‍‌‌​ ​ ‌​‌​​‍‌‌​ ​ ‌​‌​​‍‌‌​ ​‍​ ​‍‌‍‌​​ ‌​‌‍​ ​ ‌‌​ ‌ ​ ​​​ ​‍​ ‍‌​‍ ‌​ ‍‌​ ‌‌‌‍‌‍‌‍​‌​‍ ‌​ ‌​​ ‍‌‌‍‌​​ ​‌​‍ ‌‌‍​‌​ ‌ ​ ​‍​ ​ ​‍ ‌‌‍‌‌​ ​‍​ ‍‌‌‍‌​​ ‍​‌‍‌‌​ ​​​ ‌ ​ ‌‌​ ​ ​ ‍‌‌‍​‌​‍‌‌​ ​‍​ ​‍​‍‌‌​ ‌‌‌​‌​​‍ ‍‌‍​ ‌‍‌‌‌‍ ​‌‍ ​‌ ​ ​‍‌‌​ ‌‌‌​​‍​ ​​​‍‌‌​ ‌‌‌​‌​​‍‌‍‌ ​​‌‍‌‌‌ ​‍‌ ​ ‌ ​​‌‍‌‌‌‍​ ‌ ‌​‌‍‍‌‌ ‌‍‌‍‌‌​ ‌‌ ​​‌ ‌‌‌‍​‍‌‍ ​‌‍‍‌‌ ​ ‌‍‍​‌‍‌‌‌‍‌​​‍​‍‌ ‌
Creative Director : Momo@MTWT​​​​‌ ‍ ​‍​‍‌‍ ‌ ​‍‌‍‍‌‌‍‌ ‌‍‍‌‌‍ ‍​‍​‍​ ‍‍​‍​‍‌ ​ ‌‍​‌‌‍ ‍‌‍‍‌‌ ‌​‌ ‍‌​‍ ‍‌‍‍‌‌‍ ​‍​‍​‍ ​​‍​‍‌‍‍​‌ ​‍‌‍‌‌‌‍‌‍​‍​‍​ ‍‍​‍​‍​‍ ‌ ​ ‌ ‌​‌ ‌‌‌‍‌​‌‍‍‌‌‍ ​‍ ‌‍‍‌‌‍ ‍‌ ‌​‌‍‌‌‌‍ ‍‌ ‌​​‍ ‌‍‌‌‌‍‌​‌‍‍‌‌ ‌​​‍ ‌‍ ‌‌‍ ‌‍‌​‌‍‌‌​ ‌‌ ​​‌ ​‍‌‍‌‌‌ ​ ‌‍‌‌‌‍ ‍‌ ‌​‌‍​‌‌ ‌​‌‍‍‌‌‍ ‌‍ ‍​ ‍ ‌‍‍‌‌‍‌​​ ‌‌‌​ ‌​‌‍‌​​‍​ ‍​​ ​‍‌‍‍ ‌ ‌ ‌​​‍‌‍‌‌‌​​‌‌​​‍​ ​​‌ ‌‌‌‍​‍‌ ​​‌‌‍‌‌‍‍ ‌ ‌‌‌ ‍​‌​​ ‌‍‍‍‌‍‌​​ ‍ ‌ ‌​‌ ‍‌‌ ​​‌‍‌‌​ ‌‌ ​​‌ ​‍‌‍ ‌‍‍‍‌‍‌‌‌‍​ ‌ ‌​​ ‍ ‌ ​​‌‍​‌‌ ‌​‌‍‍​​ ‌‌ ​​‌‍​‌‌‍‌ ‌‍‌‌‌​​‍‌ ‌‌‌‍‍‌‌‍ ​‌‍‌​‌‍‌‌‌ ​‍​‍‌‌​ ‌‌‌​​‍‌‌ ‌‍‍ ‌‍‌‌‌ ‍‌​‍‌‌​ ​ ‌​‌​​‍‌‌​ ​ ‌​‌​​‍‌‌​ ​‍​ ​‍​ ‍​​ ​​​ ​​​ ​‌​ ‌​​ ‌ ​ ‌​​ ‍‌​ ​‍​ ​‌​ ‌‍​ ‌ ​‍‌‌​ ​‍​ ​‍​‍‌‌​ ‌‌‌​‌​​‍ ‍‌‍​ ‌ ​‍‌‍‌‌‌‍‌​‌‍‍‌‌ ‌​‌ ​ ​‍ ‍‌ ​‍‌‍ ‌ ‌ ‌ ​ ​‍‌‌​ ‌‌‌​​‍‌‌ ‌‍‍ ‌‍‌‌‌ ‍‌​‍‌‌​ ​ ‌​‌​​‍‌‌​ ​ ‌​‌​​‍‌‌​ ​‍​ ​‍​ ‍‌​ ​‍​ ‌​​ ‌​​ ‌​​ ‍​‌‍‌​​ ‌‌​‍ ‌‌‍‌​​ ​ ​ ‌‍‌‍​‍​‍ ‌​ ‌​​ ​‌​ ​​‌‍​‍​‍ ‌​ ‍‌​ ​​‌‍​ ‌‍‌​​‍ ‌​ ‌​‌‍‌​‌‍​‍​ ‌ ​ ​‌‌‍‌‌‌‍​ ​ ​‍​ ‌​‌‍‌​‌‍‌‌​ ‍​​‍‌‌​ ​‍​ ​‍​‍‌‌​ ‌‌‌​‌​​‍ ‍‌‍​ ‌‍‌‌‌‍ ​‌‍ ​‌ ​ ​‍‌‌​ ‌‌‌​​‍​ ​​​‍‌‌​ ‌‌‌​‌​​ ‌‍​‍‌‍​‌‌ ​ ‌‍‌‌‌‌‌‌‌ ​‍‌‍ ​​ ‌​‍‌‌​ ​‍‌​‌‍‌ ​ ‌ ‌​‌ ‌‌‌‍‌​‌‍‍‌‌‍ ​‍‌‍‌‍‍‌‌‍‌​​ ‌‌‌​ ‌​‌‍‌​​‍​ ‍​​ ​‍‌‍‍ ‌ ‌ ‌​​‍‌‍‌‌‌​​‌‌​​‍​ ​​‌ ‌‌‌‍​‍‌ ​​‌‌‍‌‌‍‍ ‌ ‌‌‌ ‍​‌​​ ‌‍‍‍‌‍‌​​‍‌‍‌ ‌​‌ ‍‌‌ ​​‌‍‌‌​ ‌‌ ​​‌ ​‍‌‍ ‌‍‍‍‌‍‌‌‌‍​ ‌ ‌​​‍‌‍‌ ​​‌‍​‌‌ ‌​‌‍‍​​ ‌‌ ​​‌‍​‌‌‍‌ ‌‍‌‌‌​​‍‌ ‌‌‌‍‍‌‌‍ ​‌‍‌​‌‍‌‌‌ ​‍​‍‌‌​ ‌‌‌​​‍‌‌ ‌‍‍ ‌‍‌‌‌ ‍‌​‍‌‌​ ​ ‌​‌​​‍‌‌​ ​ ‌​‌​​‍‌‌​ ​‍​ ​‍​ ‍​​ ​​​ ​​​ ​‌​ ‌​​ ‌ ​ ‌​​ ‍‌​ ​‍​ ​‌​ ‌‍​ ‌ ​‍‌‌​ ​‍​ ​‍​‍‌‌​ ‌‌‌​‌​​‍ ‍‌‍​ ‌ ​‍‌‍‌‌‌‍‌​‌‍‍‌‌ ‌​‌ ​ ​‍ ‍‌ ​‍‌‍ ‌ ‌ ‌ ​ ​‍‌‌​ ‌‌‌​​‍‌‌ ‌‍‍ ‌‍‌‌‌ ‍‌​‍‌‌​ ​ ‌​‌​​‍‌‌​ ​ ‌​‌​​‍‌‌​ ​‍​ ​‍​ ‍‌​ ​‍​ ‌​​ ‌​​ ‌​​ ‍​‌‍‌​​ ‌‌​‍ ‌‌‍‌​​ ​ ​ ‌‍‌‍​‍​‍ ‌​ ‌​​ ​‌​ ​​‌‍​‍​‍ ‌​ ‍‌​ ​​‌‍​ ‌‍‌​​‍ ‌​ ‌​‌‍‌​‌‍​‍​ ‌ ​ ​‌‌‍‌‌‌‍​ ​ ​‍​ ‌​‌‍‌​‌‍‌‌​ ‍​​‍‌‌​ ​‍​ ​‍​‍‌‌​ ‌‌‌​‌​​‍ ‍‌‍​ ‌‍‌‌‌‍ ​‌‍ ​‌ ​ ​‍‌‌​ ‌‌‌​​‍​ ​​​‍‌‌​ ‌‌‌​‌​​‍‌‍‌ ​​‌‍‌‌‌ ​‍‌ ​ ‌ ​​‌‍‌‌‌‍​ ‌ ‌​‌‍‍‌‌ ‌‍‌‍‌‌​ ‌‌ ​​‌ ‌‌‌‍​‍‌‍ ​‌‍‍‌‌ ​ ‌‍‍​‌‍‌‌‌‍‌​​‍​‍‌ ‌
Director : Kalun@Stir​​​​‌ ‍ ​‍​‍‌‍ ‌ ​‍‌‍‍‌‌‍‌ ‌‍‍‌‌‍ ‍​‍​‍​ ‍‍​‍​‍‌ ​ ‌‍​‌‌‍ ‍‌‍‍‌‌ ‌​‌ ‍‌​‍ ‍‌‍‍‌‌‍ ​‍​‍​‍ ​​‍​‍‌‍‍​‌ ​‍‌‍‌‌‌‍‌‍​‍​‍​ ‍‍​‍​‍​‍ ‌ ​ ‌ ‌​‌ ‌‌‌‍‌​‌‍‍‌‌‍ ​‍ ‌‍‍‌‌‍ ‍‌ ‌​‌‍‌‌‌‍ ‍‌ ‌​​‍ ‌‍‌‌‌‍‌​‌‍‍‌‌ ‌​​‍ ‌‍ ‌‌‍ ‌‍‌​‌‍‌‌​ ‌‌ ​​‌ ​‍‌‍‌‌‌ ​ ‌‍‌‌‌‍ ‍‌ ‌​‌‍​‌‌ ‌​‌‍‍‌‌‍ ‌‍ ‍​ ‍ ‌‍‍‌‌‍‌​​ ‌‌‌​ ‌​‌‍‌​​‍​ ‍​​ ​‍‌‍‍ ‌ ‌ ‌​​‍‌‍‌‌‌​​‌‌​​‍​ ​​‌ ‌‌‌‍​‍‌ ​​‌‌‍‌‌‍‍ ‌ ‌‌‌ ‍​‌​​ ‌‍‍‍‌‍‌​​ ‍ ‌ ‌​‌ ‍‌‌ ​​‌‍‌‌​ ‌‌ ​​‌ ​‍‌‍ ‌‍‍‍‌‍‌‌‌‍​ ‌ ‌​​ ‍ ‌ ​​‌‍​‌‌ ‌​‌‍‍​​ ‌‌ ​​‌‍​‌‌‍‌ ‌‍‌‌‌​​‍‌ ‌‌‌‍‍‌‌‍ ​‌‍‌​‌‍‌‌‌ ​‍​‍‌‌​ ‌‌‌​​‍‌‌ ‌‍‍ ‌‍‌‌‌ ‍‌​‍‌‌​ ​ ‌​‌​​‍‌‌​ ​ ‌​‌​​‍‌‌​ ​‍​ ​‍​ ‍​​ ​​​ ​​​ ​‌​ ‌​​ ‌ ​ ‌​​ ‍‌​ ​‍​ ​‌​ ‌‍​ ‌ ​‍‌‌​ ​‍​ ​‍​‍‌‌​ ‌‌‌​‌​​‍ ‍‌‍​ ‌ ​‍‌‍‌‌‌‍‌​‌‍‍‌‌ ‌​‌ ​ ​‍ ‍‌ ​‍‌‍ ‌ ‌ ‌ ​ ​‍‌‌​ ‌‌‌​​‍‌‌ ‌‍‍ ‌‍‌‌‌ ‍‌​‍‌‌​ ​ ‌​‌​​‍‌‌​ ​ ‌​‌​​‍‌‌​ ​‍​ ​‍​ ‌‍​ ‌​‌‍‌‌​ ‌​​ ‍‌‌‍​‌​ ‍​​ ​‍​‍ ‌​ ​‍​ ​‍​ ‌​​ ​ ​‍ ‌​ ‌​​ ‌‍‌‍​‌​ ​ ​‍ ‌‌‍​‌​ ​‌‌‍‌‍‌‍‌‍​‍ ‌‌‍‌​​ ‌‍​ ‍‌‌‍‌‍​ ​​‌‍‌‍​ ​ ‌‍​‌​ ‍​​ ‌​​ ​​‌‍​‍​‍‌‌​ ​‍​ ​‍​‍‌‌​ ‌‌‌​‌​​‍ ‍‌‍​ ‌‍‌‌‌‍ ​‌‍ ​‌ ​ ​‍‌‌​ ‌‌‌​​‍​ ​​​‍‌‌​ ‌‌‌​‌​​ ‌‍​‍‌‍​‌‌ ​ ‌‍‌‌‌‌‌‌‌ ​‍‌‍ ​​ ‌​‍‌‌​ ​‍‌​‌‍‌ ​ ‌ ‌​‌ ‌‌‌‍‌​‌‍‍‌‌‍ ​‍‌‍‌‍‍‌‌‍‌​​ ‌‌‌​ ‌​‌‍‌​​‍​ ‍​​ ​‍‌‍‍ ‌ ‌ ‌​​‍‌‍‌‌‌​​‌‌​​‍​ ​​‌ ‌‌‌‍​‍‌ ​​‌‌‍‌‌‍‍ ‌ ‌‌‌ ‍​‌​​ ‌‍‍‍‌‍‌​​‍‌‍‌ ‌​‌ ‍‌‌ ​​‌‍‌‌​ ‌‌ ​​‌ ​‍‌‍ ‌‍‍‍‌‍‌‌‌‍​ ‌ ‌​​‍‌‍‌ ​​‌‍​‌‌ ‌​‌‍‍​​ ‌‌ ​​‌‍​‌‌‍‌ ‌‍‌‌‌​​‍‌ ‌‌‌‍‍‌‌‍ ​‌‍‌​‌‍‌‌‌ ​‍​‍‌‌​ ‌‌‌​​‍‌‌ ‌‍‍ ‌‍‌‌‌ ‍‌​‍‌‌​ ​ ‌​‌​​‍‌‌​ ​ ‌​‌​​‍‌‌​ ​‍​ ​‍​ ‍​​ ​​​ ​​​ ​‌​ ‌​​ ‌ ​ ‌​​ ‍‌​ ​‍​ ​‌​ ‌‍​ ‌ ​‍‌‌​ ​‍​ ​‍​‍‌‌​ ‌‌‌​‌​​‍ ‍‌‍​ ‌ ​‍‌‍‌‌‌‍‌​‌‍‍‌‌ ‌​‌ ​ ​‍ ‍‌ ​‍‌‍ ‌ ‌ ‌ ​ ​‍‌‌​ ‌‌‌​​‍‌‌ ‌‍‍ ‌‍‌‌‌ ‍‌​‍‌‌​ ​ ‌​‌​​‍‌‌​ ​ ‌​‌​​‍‌‌​ ​‍​ ​‍​ ‌‍​ ‌​‌‍‌‌​ ‌​​ ‍‌‌‍​‌​ ‍​​ ​‍​‍ ‌​ ​‍​ ​‍​ ‌​​ ​ ​‍ ‌​ ‌​​ ‌‍‌‍​‌​ ​ ​‍ ‌‌‍​‌​ ​‌‌‍‌‍‌‍‌‍​‍ ‌‌‍‌​​ ‌‍​ ‍‌‌‍‌‍​ ​​‌‍‌‍​ ​ ‌‍​‌​ ‍​​ ‌​​ ​​‌‍​‍​‍‌‌​ ​‍​ ​‍​‍‌‌​ ‌‌‌​‌​​‍ ‍‌‍​ ‌‍‌‌‌‍ ​‌‍ ​‌ ​ ​‍‌‌​ ‌‌‌​​‍​ ​​​‍‌‌​ ‌‌‌​‌​​‍‌‍‌ ​​‌‍‌‌‌ ​‍‌ ​ ‌ ​​‌‍‌‌‌‍​ ‌ ‌​‌‍‍‌‌ ‌‍‌‍‌‌​ ‌‌ ​​‌ ‌‌‌‍​‍‌‍ ​‌‍‍‌‌ ​ ‌‍‍​‌‍‌‌‌‍‌​​‍​‍‌ ‌
Dop : Henry​​​​‌ ‍ ​‍​‍‌‍ ‌ ​‍‌‍‍‌‌‍‌ ‌‍‍‌‌‍ ‍​‍​‍​ ‍‍​‍​‍‌ ​ ‌‍​‌‌‍ ‍‌‍‍‌‌ ‌​‌ ‍‌​‍ ‍‌‍‍‌‌‍ ​‍​‍​‍ ​​‍​‍‌‍‍​‌ ​‍‌‍‌‌‌‍‌‍​‍​‍​ ‍‍​‍​‍​‍ ‌ ​ ‌ ‌​‌ ‌‌‌‍‌​‌‍‍‌‌‍ ​‍ ‌‍‍‌‌‍ ‍‌ ‌​‌‍‌‌‌‍ ‍‌ ‌​​‍ ‌‍‌‌‌‍‌​‌‍‍‌‌ ‌​​‍ ‌‍ ‌‌‍ ‌‍‌​‌‍‌‌​ ‌‌ ​​‌ ​‍‌‍‌‌‌ ​ ‌‍‌‌‌‍ ‍‌ ‌​‌‍​‌‌ ‌​‌‍‍‌‌‍ ‌‍ ‍​ ‍ ‌‍‍‌‌‍‌​​ ‌‌‌​ ‌​‌‍‌​​‍​ ‍​​ ​‍‌‍‍ ‌ ‌ ‌​​‍‌‍‌‌‌​​‌‌​​‍​ ​​‌ ‌‌‌‍​‍‌ ​​‌‌‍‌‌‍‍ ‌ ‌‌‌ ‍​‌​​ ‌‍‍‍‌‍‌​​ ‍ ‌ ‌​‌ ‍‌‌ ​​‌‍‌‌​ ‌‌ ​​‌ ​‍‌‍ ‌‍‍‍‌‍‌‌‌‍​ ‌ ‌​​ ‍ ‌ ​​‌‍​‌‌ ‌​‌‍‍​​ ‌‌ ​​‌‍​‌‌‍‌ ‌‍‌‌‌​​‍‌ ‌‌‌‍‍‌‌‍ ​‌‍‌​‌‍‌‌‌ ​‍​‍‌‌​ ‌‌‌​​‍‌‌ ‌‍‍ ‌‍‌‌‌ ‍‌​‍‌‌​ ​ ‌​‌​​‍‌‌​ ​ ‌​‌​​‍‌‌​ ​‍​ ​‍​ ‍​​ ​​​ ​​​ ​‌​ ‌​​ ‌ ​ ‌​​ ‍‌​ ​‍​ ​‌​ ‌‍​ ‌ ​‍‌‌​ ​‍​ ​‍​‍‌‌​ ‌‌‌​‌​​‍ ‍‌‍​ ‌ ​‍‌‍‌‌‌‍‌​‌‍‍‌‌ ‌​‌ ​ ​‍ ‍‌ ​‍‌‍ ‌ ‌ ‌ ​ ​‍‌‌​ ‌‌‌​​‍‌‌ ‌‍‍ ‌‍‌‌‌ ‍‌​‍‌‌​ ​ ‌​‌​​‍‌‌​ ​ ‌​‌​​‍‌‌​ ​‍​ ​‍‌‍​‌​ ​‍‌‍​‌‌‍‌​‌‍​‍​ ‍‌​ ‌​‌‍​‍​‍ ‌​ ‍‌​ ​​‌‍‌‍​ ‌‍​‍ ‌​ ‌​​ ‍​​ ​‌​ ​‍​‍ ‌‌‍​‍‌‍‌‌​ ​ ​ ​‌​‍ ‌​ ​​‌‍‌‌​ ​‍​ ‌‍​ ​‍​ ‌​‌‍​‍​ ​ ‌‍‌‌​ ​‍​ ‌‍‌‍​‍​‍‌‌​ ​‍​ ​‍​‍‌‌​ ‌‌‌​‌​​‍ ‍‌‍​ ‌‍‌‌‌‍ ​‌‍ ​‌ ​ ​‍‌‌​ ‌‌‌​​‍​ ​​​‍‌‌​ ‌‌‌​‌​​ ‌‍​‍‌‍​‌‌ ​ ‌‍‌‌‌‌‌‌‌ ​‍‌‍ ​​ ‌​‍‌‌​ ​‍‌​‌‍‌ ​ ‌ ‌​‌ ‌‌‌‍‌​‌‍‍‌‌‍ ​‍‌‍‌‍‍‌‌‍‌​​ ‌‌‌​ ‌​‌‍‌​​‍​ ‍​​ ​‍‌‍‍ ‌ ‌ ‌​​‍‌‍‌‌‌​​‌‌​​‍​ ​​‌ ‌‌‌‍​‍‌ ​​‌‌‍‌‌‍‍ ‌ ‌‌‌ ‍​‌​​ ‌‍‍‍‌‍‌​​‍‌‍‌ ‌​‌ ‍‌‌ ​​‌‍‌‌​ ‌‌ ​​‌ ​‍‌‍ ‌‍‍‍‌‍‌‌‌‍​ ‌ ‌​​‍‌‍‌ ​​‌‍​‌‌ ‌​‌‍‍​​ ‌‌ ​​‌‍​‌‌‍‌ ‌‍‌‌‌​​‍‌ ‌‌‌‍‍‌‌‍ ​‌‍‌​‌‍‌‌‌ ​‍​‍‌‌​ ‌‌‌​​‍‌‌ ‌‍‍ ‌‍‌‌‌ ‍‌​‍‌‌​ ​ ‌​‌​​‍‌‌​ ​ ‌​‌​​‍‌‌​ ​‍​ ​‍​ ‍​​ ​​​ ​​​ ​‌​ ‌​​ ‌ ​ ‌​​ ‍‌​ ​‍​ ​‌​ ‌‍​ ‌ ​‍‌‌​ ​‍​ ​‍​‍‌‌​ ‌‌‌​‌​​‍ ‍‌‍​ ‌ ​‍‌‍‌‌‌‍‌​‌‍‍‌‌ ‌​‌ ​ ​‍ ‍‌ ​‍‌‍ ‌ ‌ ‌ ​ ​‍‌‌​ ‌‌‌​​‍‌‌ ‌‍‍ ‌‍‌‌‌ ‍‌​‍‌‌​ ​ ‌​‌​​‍‌‌​ ​ ‌​‌​​‍‌‌​ ​‍​ ​‍‌‍​‌​ ​‍‌‍​‌‌‍‌​‌‍​‍​ ‍‌​ ‌​‌‍​‍​‍ ‌​ ‍‌​ ​​‌‍‌‍​ ‌‍​‍ ‌​ ‌​​ ‍​​ ​‌​ ​‍​‍ ‌‌‍​‍‌‍‌‌​ ​ ​ ​‌​‍ ‌​ ​​‌‍‌‌​ ​‍​ ‌‍​ ​‍​ ‌​‌‍​‍​ ​ ‌‍‌‌​ ​‍​ ‌‍‌‍​‍​‍‌‌​ ​‍​ ​‍​‍‌‌​ ‌‌‌​‌​​‍ ‍‌‍​ ‌‍‌‌‌‍ ​‌‍ ​‌ ​ ​‍‌‌​ ‌‌‌​​‍​ ​​​‍‌‌​ ‌‌‌​‌​​‍‌‍‌ ​​‌‍‌‌‌ ​‍‌ ​ ‌ ​​‌‍‌‌‌‍​ ‌ ‌​‌‍‍‌‌ ‌‍‌‍‌‌​ ‌‌ ​​‌ ‌‌‌‍​‍‌‍ ​‌‍‍‌‌ ​ ‌‍‍​‌‍‌‌‌‍‌​​‍​‍‌ ‌
Motion Graphic : Stir​​​​‌ ‍ ​‍​‍‌‍ ‌ ​‍‌‍‍‌‌‍‌ ‌‍‍‌‌‍ ‍​‍​‍​ ‍‍​‍​‍‌ ​ ‌‍​‌‌‍ ‍‌‍‍‌‌ ‌​‌ ‍‌​‍ ‍‌‍‍‌‌‍ ​‍​‍​‍ ​​‍​‍‌‍‍​‌ ​‍‌‍‌‌‌‍‌‍​‍​‍​ ‍‍​‍​‍​‍ ‌ ​ ‌ ‌​‌ ‌‌‌‍‌​‌‍‍‌‌‍ ​‍ ‌‍‍‌‌‍ ‍‌ ‌​‌‍‌‌‌‍ ‍‌ ‌​​‍ ‌‍‌‌‌‍‌​‌‍‍‌‌ ‌​​‍ ‌‍ ‌‌‍ ‌‍‌​‌‍‌‌​ ‌‌ ​​‌ ​‍‌‍‌‌‌ ​ ‌‍‌‌‌‍ ‍‌ ‌​‌‍​‌‌ ‌​‌‍‍‌‌‍ ‌‍ ‍​ ‍ ‌‍‍‌‌‍‌​​ ‌‌‌​ ‌​‌‍‌​​‍​ ‍​​ ​‍‌‍‍ ‌ ‌ ‌​​‍‌‍‌‌‌​​‌‌​​‍​ ​​‌ ‌‌‌‍​‍‌ ​​‌‌‍‌‌‍‍ ‌ ‌‌‌ ‍​‌​​ ‌‍‍‍‌‍‌​​ ‍ ‌ ‌​‌ ‍‌‌ ​​‌‍‌‌​ ‌‌ ​​‌ ​‍‌‍ ‌‍‍‍‌‍‌‌‌‍​ ‌ ‌​​ ‍ ‌ ​​‌‍​‌‌ ‌​‌‍‍​​ ‌‌ ​​‌‍​‌‌‍‌ ‌‍‌‌‌​​‍‌ ‌‌‌‍‍‌‌‍ ​‌‍‌​‌‍‌‌‌ ​‍​‍‌‌​ ‌‌‌​​‍‌‌ ‌‍‍ ‌‍‌‌‌ ‍‌​‍‌‌​ ​ ‌​‌​​‍‌‌​ ​ ‌​‌​​‍‌‌​ ​‍​ ​‍​ ‍​​ ​​​ ​​​ ​‌​ ‌​​ ‌ ​ ‌​​ ‍‌​ ​‍​ ​‌​ ‌‍​ ‌ ​‍‌‌​ ​‍​ ​‍​‍‌‌​ ‌‌‌​‌​​‍ ‍‌‍​ ‌ ​‍‌‍‌‌‌‍‌​‌‍‍‌‌ ‌​‌ ​ ​‍ ‍‌ ​‍‌‍ ‌ ‌ ‌ ​ ​‍‌‌​ ‌‌‌​​‍‌‌ ‌‍‍ ‌‍‌‌‌ ‍‌​‍‌‌​ ​ ‌​‌​​‍‌‌​ ​ ‌​‌​​‍‌‌​ ​‍​ ​‍​ ​ ​ ​​‌‍​‌​ ​‌‌‍‌‍‌‍‌​​ ‌‌‌‍‌​​‍ ‌​ ‌‍‌‍‌‌​ ​ ‌‍​ ​‍ ‌​ ‌​​ ‌‌‌‍​‍‌‍​‍​‍ ‌​ ‍​‌‍​ ​ ‌ ‌‍​‍​‍ ‌​ ‌​​ ‌​​ ​‌​ ‌‌​ ‌‌​ ​‌‌‍‌​​ ​​​ ‌‌​ ‍‌​ ‍​‌‍‌​​‍‌‌​ ​‍​ ​‍​‍‌‌​ ‌‌‌​‌​​‍ ‍‌‍​ ‌‍‌‌‌‍ ​‌‍ ​‌ ​ ​‍‌‌​ ‌‌‌​​‍​ ​​​‍‌‌​ ‌‌‌​‌​​ ‌‍​‍‌‍​‌‌ ​ ‌‍‌‌‌‌‌‌‌ ​‍‌‍ ​​ ‌​‍‌‌​ ​‍‌​‌‍‌ ​ ‌ ‌​‌ ‌‌‌‍‌​‌‍‍‌‌‍ ​‍‌‍‌‍‍‌‌‍‌​​ ‌‌‌​ ‌​‌‍‌​​‍​ ‍​​ ​‍‌‍‍ ‌ ‌ ‌​​‍‌‍‌‌‌​​‌‌​​‍​ ​​‌ ‌‌‌‍​‍‌ ​​‌‌‍‌‌‍‍ ‌ ‌‌‌ ‍​‌​​ ‌‍‍‍‌‍‌​​‍‌‍‌ ‌​‌ ‍‌‌ ​​‌‍‌‌​ ‌‌ ​​‌ ​‍‌‍ ‌‍‍‍‌‍‌‌‌‍​ ‌ ‌​​‍‌‍‌ ​​‌‍​‌‌ ‌​‌‍‍​​ ‌‌ ​​‌‍​‌‌‍‌ ‌‍‌‌‌​​‍‌ ‌‌‌‍‍‌‌‍ ​‌‍‌​‌‍‌‌‌ ​‍​‍‌‌​ ‌‌‌​​‍‌‌ ‌‍‍ ‌‍‌‌‌ ‍‌​‍‌‌​ ​ ‌​‌​​‍‌‌​ ​ ‌​‌​​‍‌‌​ ​‍​ ​‍​ ‍​​ ​​​ ​​​ ​‌​ ‌​​ ‌ ​ ‌​​ ‍‌​ ​‍​ ​‌​ ‌‍​ ‌ ​‍‌‌​ ​‍​ ​‍​‍‌‌​ ‌‌‌​‌​​‍ ‍‌‍​ ‌ ​‍‌‍‌‌‌‍‌​‌‍‍‌‌ ‌​‌ ​ ​‍ ‍‌ ​‍‌‍ ‌ ‌ ‌ ​ ​‍‌‌​ ‌‌‌​​‍‌‌ ‌‍‍ ‌‍‌‌‌ ‍‌​‍‌‌​ ​ ‌​‌​​‍‌‌​ ​ ‌​‌​​‍‌‌​ ​‍​ ​‍​ ​ ​ ​​‌‍​‌​ ​‌‌‍‌‍‌‍‌​​ ‌‌‌‍‌​​‍ ‌​ ‌‍‌‍‌‌​ ​ ‌‍​ ​‍ ‌​ ‌​​ ‌‌‌‍​‍‌‍​‍​‍ ‌​ ‍​‌‍​ ​ ‌ ‌‍​‍​‍ ‌​ ‌​​ ‌​​ ​‌​ ‌‌​ ‌‌​ ​‌‌‍‌​​ ​​​ ‌‌​ ‍‌​ ‍​‌‍‌​​‍‌‌​ ​‍​ ​‍​‍‌‌​ ‌‌‌​‌​​‍ ‍‌‍​ ‌‍‌‌‌‍ ​‌‍ ​‌ ​ ​‍‌‌​ ‌‌‌​​‍​ ​​​‍‌‌​ ‌‌‌​‌​​‍‌‍‌ ​​‌‍‌‌‌ ​‍‌ ​ ‌ ​​‌‍‌‌‌‍​ ‌ ‌​‌‍‍‌‌ ‌‍‌‍‌‌​ ‌‌ ​​‌ ‌‌‌‍​‍‌‍ ​‌‍‍‌‌ ​ ‌‍‍​‌‍‌‌‌‍‌​​‍​‍‌ ‌
Colorist : Michael​​​​‌ ‍ ​‍​‍‌‍ ‌ ​‍‌‍‍‌‌‍‌ ‌‍‍‌‌‍ ‍​‍​‍​ ‍‍​‍​‍‌ ​ ‌‍​‌‌‍ ‍‌‍‍‌‌ ‌​‌ ‍‌​‍ ‍‌‍‍‌‌‍ ​‍​‍​‍ ​​‍​‍‌‍‍​‌ ​‍‌‍‌‌‌‍‌‍​‍​‍​ ‍‍​‍​‍​‍ ‌ ​ ‌ ‌​‌ ‌‌‌‍‌​‌‍‍‌‌‍ ​‍ ‌‍‍‌‌‍ ‍‌ ‌​‌‍‌‌‌‍ ‍‌ ‌​​‍ ‌‍‌‌‌‍‌​‌‍‍‌‌ ‌​​‍ ‌‍ ‌‌‍ ‌‍‌​‌‍‌‌​ ‌‌ ​​‌ ​‍‌‍‌‌‌ ​ ‌‍‌‌‌‍ ‍‌ ‌​‌‍​‌‌ ‌​‌‍‍‌‌‍ ‌‍ ‍​ ‍ ‌‍‍‌‌‍‌​​ ‌‌‌​ ‌​‌‍‌​​‍​ ‍​​ ​‍‌‍‍ ‌ ‌ ‌​​‍‌‍‌‌‌​​‌‌​​‍​ ​​‌ ‌‌‌‍​‍‌ ​​‌‌‍‌‌‍‍ ‌ ‌‌‌ ‍​‌​​ ‌‍‍‍‌‍‌​​ ‍ ‌ ‌​‌ ‍‌‌ ​​‌‍‌‌​ ‌‌ ​​‌ ​‍‌‍ ‌‍‍‍‌‍‌‌‌‍​ ‌ ‌​​ ‍ ‌ ​​‌‍​‌‌ ‌​‌‍‍​​ ‌‌ ​​‌‍​‌‌‍‌ ‌‍‌‌‌​​‍‌ ‌‌‌‍‍‌‌‍ ​‌‍‌​‌‍‌‌‌ ​‍​‍‌‌​ ‌‌‌​​‍‌‌ ‌‍‍ ‌‍‌‌‌ ‍‌​‍‌‌​ ​ ‌​‌​​‍‌‌​ ​ ‌​‌​​‍‌‌​ ​‍​ ​‍​ ‍​​ ​​​ ​​​ ​‌​ ‌​​ ‌ ​ ‌​​ ‍‌​ ​‍​ ​‌​ ‌‍​ ‌ ​‍‌‌​ ​‍​ ​‍​‍‌‌​ ‌‌‌​‌​​‍ ‍‌‍​ ‌ ​‍‌‍‌‌‌‍‌​‌‍‍‌‌ ‌​‌ ​ ​‍ ‍‌ ​‍‌‍ ‌ ‌ ‌ ​ ​‍‌‌​ ‌‌‌​​‍‌‌ ‌‍‍ ‌‍‌‌‌ ‍‌​‍‌‌​ ​ ‌​‌​​‍‌‌​ ​ ‌​‌​​‍‌‌​ ​‍​ ​‍‌‍​ ​ ​​‌‍​ ​ ‌‌‌‍‌​​ ‍‌‌‍​ ​ ‍‌​‍ ‌​ ‌​​ ‍‌​ ​‍​ ​‌​‍ ‌​ ‌​​ ‌‌‌‍​‍​ ‌ ​‍ ‌​ ‍‌‌‍‌​‌‍‌‍​ ​‌​‍ ‌​ ​​​ ​ ​ ​ ​ ‌‍​ ‌‌‌‍‌​​ ​‍​ ‌ ‌‍​‍​ ‌‌‌‍‌‍‌‍‌​​‍‌‌​ ​‍​ ​‍​‍‌‌​ ‌‌‌​‌​​‍ ‍‌‍​ ‌‍‌‌‌‍ ​‌‍ ​‌ ​ ​‍‌‌​ ‌‌‌​​‍​ ​​​‍‌‌​ ‌‌‌​‌​​ ‌‍​‍‌‍​‌‌ ​ ‌‍‌‌‌‌‌‌‌ ​‍‌‍ ​​ ‌​‍‌‌​ ​‍‌​‌‍‌ ​ ‌ ‌​‌ ‌‌‌‍‌​‌‍‍‌‌‍ ​‍‌‍‌‍‍‌‌‍‌​​ ‌‌‌​ ‌​‌‍‌​​‍​ ‍​​ ​‍‌‍‍ ‌ ‌ ‌​​‍‌‍‌‌‌​​‌‌​​‍​ ​​‌ ‌‌‌‍​‍‌ ​​‌‌‍‌‌‍‍ ‌ ‌‌‌ ‍​‌​​ ‌‍‍‍‌‍‌​​‍‌‍‌ ‌​‌ ‍‌‌ ​​‌‍‌‌​ ‌‌ ​​‌ ​‍‌‍ ‌‍‍‍‌‍‌‌‌‍​ ‌ ‌​​‍‌‍‌ ​​‌‍​‌‌ ‌​‌‍‍​​ ‌‌ ​​‌‍​‌‌‍‌ ‌‍‌‌‌​​‍‌ ‌‌‌‍‍‌‌‍ ​‌‍‌​‌‍‌‌‌ ​‍​‍‌‌​ ‌‌‌​​‍‌‌ ‌‍‍ ‌‍‌‌‌ ‍‌​‍‌‌​ ​ ‌​‌​​‍‌‌​ ​ ‌​‌​​‍‌‌​ ​‍​ ​‍​ ‍​​ ​​​ ​​​ ​‌​ ‌​​ ‌ ​ ‌​​ ‍‌​ ​‍​ ​‌​ ‌‍​ ‌ ​‍‌‌​ ​‍​ ​‍​‍‌‌​ ‌‌‌​‌​​‍ ‍‌‍​ ‌ ​‍‌‍‌‌‌‍‌​‌‍‍‌‌ ‌​‌ ​ ​‍ ‍‌ ​‍‌‍ ‌ ‌ ‌ ​ ​‍‌‌​ ‌‌‌​​‍‌‌ ‌‍‍ ‌‍‌‌‌ ‍‌​‍‌‌​ ​ ‌​‌​​‍‌‌​ ​ ‌​‌​​‍‌‌​ ​‍​ ​‍‌‍​ ​ ​​‌‍​ ​ ‌‌‌‍‌​​ ‍‌‌‍​ ​ ‍‌​‍ ‌​ ‌​​ ‍‌​ ​‍​ ​‌​‍ ‌​ ‌​​ ‌‌‌‍​‍​ ‌ ​‍ ‌​ ‍‌‌‍‌​‌‍‌‍​ ​‌​‍ ‌​ ​​​ ​ ​ ​ ​ ‌‍​ ‌‌‌‍‌​​ ​‍​ ‌ ‌‍​‍​ ‌‌‌‍‌‍‌‍‌​​‍‌‌​ ​‍​ ​‍​‍‌‌​ ‌‌‌​‌​​‍ ‍‌‍​ ‌‍‌‌‌‍ ​‌‍ ​‌ ​ ​‍‌‌​ ‌‌‌​​‍​ ​​​‍‌‌​ ‌‌‌​‌​​‍‌‍‌ ​​‌‍‌‌‌ ​‍‌ ​ ‌ ​​‌‍‌‌‌‍​ ‌ ‌​‌‍‍‌‌ ‌‍‌‍‌‌​ ‌‌ ​​‌ ‌‌‌‍​‍‌‍ ​‌‍‍‌‌ ​ ‌‍‍​‌‍‌‌‌‍‌​​‍​‍‌ ‌